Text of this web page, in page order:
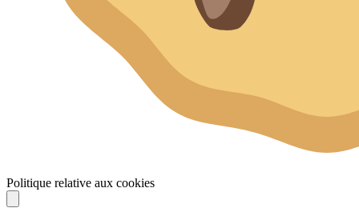
Politique relative aux cookies